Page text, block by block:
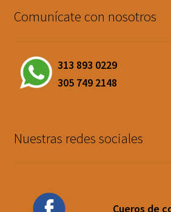
Comunícate con nosotros
313 893 0229
305 749 2148
Nuestras redes sociales
Cueros de